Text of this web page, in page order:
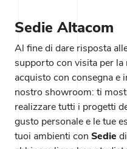
Sedie Altacom
Al fine di dare risposta
supporto con visita per
acquisto con consegna e
nostro showroom: ti
realizzare tutti i progetti
gusto personale e le tue
tuoi ambienti con Sedie